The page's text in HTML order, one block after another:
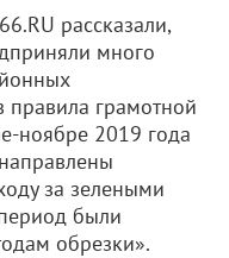
рассказали,
много
правила грамотной
ноябре 2019 года
за зелеными
были
обрезки».